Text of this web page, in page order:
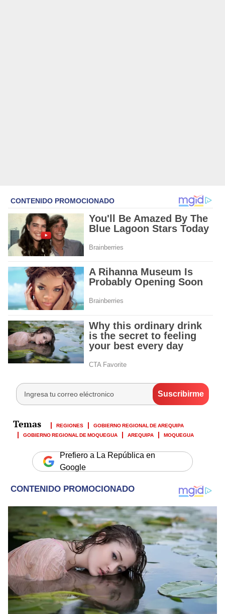
REGIONES
GOBIERNO REGIONAL DE AREQUIPA
GOBIERNO REGIONAL DE MOQUEGUA
AREQUIPA MOQUEGUA
Prefiero a La República en
Google